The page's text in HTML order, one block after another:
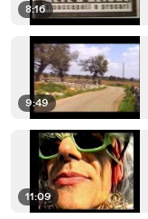
8:16
9:49
11:09